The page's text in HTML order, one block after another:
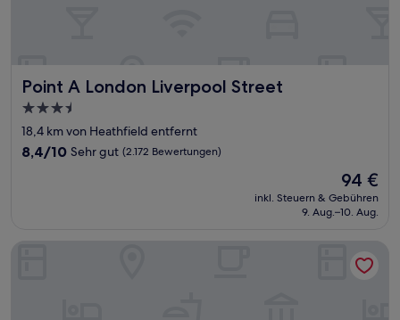
Point A London Liverpool Street
Point A London Liverpool Street
3.5-
Sterne-
Unterkunft
18,4 km von Heathfield entfernt
8.4
Bewertungen)
8,4/10 Sehr gut (2.172 Bewertungen)
Der
Preis
beträgt
94 €
inkl. Steuern & Gebühren
9. Aug.–10. Aug.
Hotel Riu Plaza London Victoria